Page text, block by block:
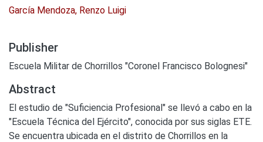
García Mendoza, Renzo Luigi
Publisher
Escuela Militar de Chorrillos "Coronel Francisco Bolognesi"
Abstract
El estudio de "Suficiencia Profesional" se llevó a cabo en la
"Escuela Técnica del Ejército", conocida por sus siglas ETE.
Se encuentra ubicada en el distrito de Chorrillos en la